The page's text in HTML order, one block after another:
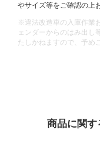
やサイズ等をご確認の上
※違法改造車の入庫作業
ェンダーからのはみ出し
たしかねますので、予め
商品に関す